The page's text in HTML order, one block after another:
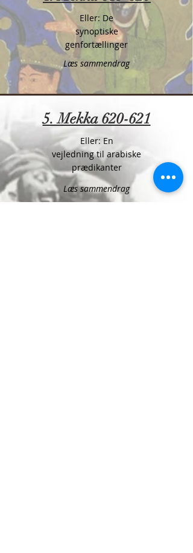
Eller: De
synoptiske
genfortællinger
Læs sammendrag
5. Mekka 620-621
Eller: En
vejledning til arabiske
prædikanter
Læs sammendrag